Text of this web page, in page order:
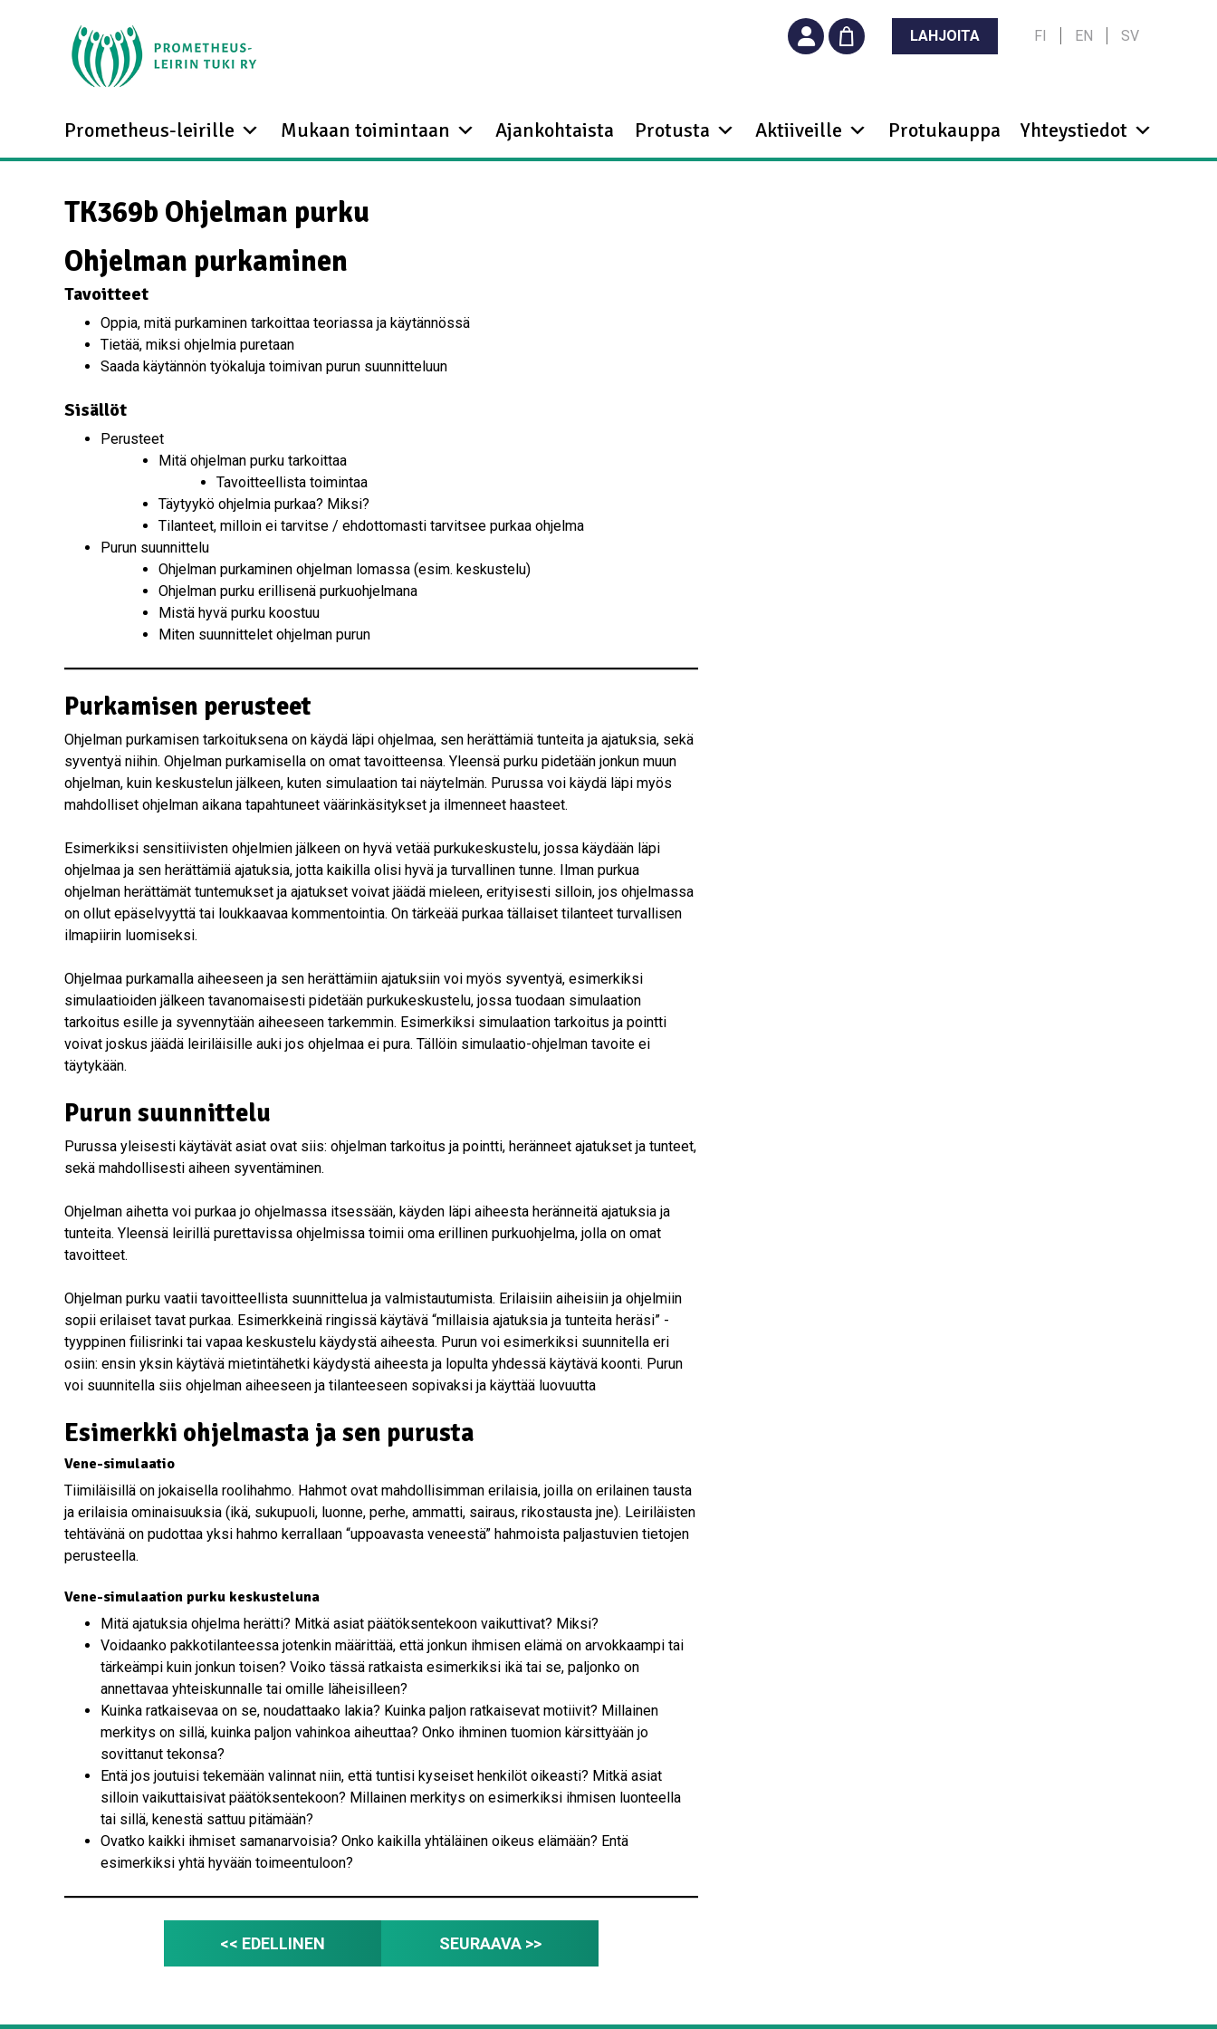
LAHJOITA FI EN SV
Prometheus-leirille Mukaan toimintaan Ajankohtaista Protusta Aktiiveille Protukauppa Yhteystiedot
TK369b Ohjelman purku
Ohjelman purkaminen
Tavoitteet
Oppia, mitä purkaminen tarkoittaa teoriassa ja käytännössä
Tietää, miksi ohjelmia puretaan
Saada käytännön työkaluja toimivan purun suunnitteluun
Sisällöt
Perusteet
Mitä ohjelman purku tarkoittaa
Tavoitteellista toimintaa
Täytyykö ohjelmia purkaa? Miksi?
Tilanteet, milloin ei tarvitse / ehdottomasti tarvitsee purkaa ohjelma
Purun suunnittelu
Ohjelman purkaminen ohjelman lomassa (esim. keskustelu)
Ohjelman purku erillisenä purkuohjelmana
Mistä hyvä purku koostuu
Miten suunnittelet ohjelman purun
Purkamisen perusteet
Ohjelman purkamisen tarkoituksena on käydä läpi ohjelmaa, sen herättämiä tunteita ja ajatuksia, sekä
syventyä niihin. Ohjelman purkamisella on omat tavoitteensa. Yleensä purku pidetään jonkun muun
ohjelman, kuin keskustelun jälkeen, kuten simulaation tai näytelmän. Purussa voi käydä läpi myös
mahdolliset ohjelman aikana tapahtuneet väärinkäsitykset ja ilmenneet haasteet.
Esimerkiksi sensitiivisten ohjelmien jälkeen on hyvä vetää purkukeskustelu, jossa käydään läpi
ohjelmaa ja sen herättämiä ajatuksia, jotta kaikilla olisi hyvä ja turvallinen tunne. Ilman purkua
ohjelman herättämät tuntemukset ja ajatukset voivat jäädä mieleen, erityisesti silloin, jos ohjelmassa
on ollut epäselvyyttä tai loukkaavaa kommentointia. On tärkeää purkaa tällaiset tilanteet turvallisen
ilmapiirin luomiseksi.
Ohjelmaa purkamalla aiheeseen ja sen herättämiin ajatuksiin voi myös syventyä, esimerkiksi
simulaatioiden jälkeen tavanomaisesti pidetään purkukeskustelu, jossa tuodaan simulaation
tarkoitus esille ja syvennytään aiheeseen tarkemmin. Esimerkiksi simulaation tarkoitus ja pointti
voivat joskus jäädä leiriläisille auki jos ohjelmaa ei pura. Tällöin simulaatio-ohjelman tavoite ei
täytykään.
Purun suunnittelu
Purussa yleisesti käytävät asiat ovat siis: ohjelman tarkoitus ja pointti, heränneet ajatukset ja tunteet,
sekä mahdollisesti aiheen syventäminen.
Ohjelman aihetta voi purkaa jo ohjelmassa itsessään, käyden läpi aiheesta heränneitä ajatuksia ja
tunteita. Yleensä leirillä purettavissa ohjelmissa toimii oma erillinen purkuohjelma, jolla on omat
tavoitteet.
Ohjelman purku vaatii tavoitteellista suunnittelua ja valmistautumista. Erilaisiin aiheisiin ja ohjelmiin
sopii erilaiset tavat purkaa. Esimerkkeinä ringissä käytävä “millaisia ajatuksia ja tunteita heräsi” -
tyyppinen fiilisrinki tai vapaa keskustelu käydystä aiheesta. Purun voi esimerkiksi suunnitella eri
osiin: ensin yksin käytävä mietintähetki käydystä aiheesta ja lopulta yhdessä käytävä koonti. Purun
voi suunnitella siis ohjelman aiheeseen ja tilanteeseen sopivaksi ja käyttää luovuutta
Esimerkki ohjelmasta ja sen purusta
Vene-simulaatio
Tiimiläisillä on jokaisella roolihahmo. Hahmot ovat mahdollisimman erilaisia, joilla on erilainen tausta
ja erilaisia ominaisuuksia (ikä, sukupuoli, luonne, perhe, ammatti, sairaus, rikostausta jne). Leiriläisten
tehtävänä on pudottaa yksi hahmo kerrallaan “uppoavasta veneestä” hahmoista paljastuvien tietojen
perusteella.
Vene-simulaation purku keskusteluna
Mitä ajatuksia ohjelma herätti? Mitkä asiat päätöksentekoon vaikuttivat? Miksi?
Voidaanko pakkotilanteessa jotenkin määrittää, että jonkun ihmisen elämä on arvokkaampi tai
tärkeämpi kuin jonkun toisen? Voiko tässä ratkaista esimerkiksi ikä tai se, paljonko on
annettavaa yhteiskunnalle tai omille läheisilleen?
Kuinka ratkaisevaa on se, noudattaako lakia? Kuinka paljon ratkaisevat motiivit? Millainen
merkitys on sillä, kuinka paljon vahinkoa aiheuttaa? Onko ihminen tuomion kärsittyään jo
sovittanut tekonsa?
Entä jos joutuisi tekemään valinnat niin, että tuntisi kyseiset henkilöt oikeasti? Mitkä asiat
silloin vaikuttaisivat päätöksentekoon? Millainen merkitys on esimerkiksi ihmisen luonteella
tai sillä, kenestä sattuu pitämään?
Ovatko kaikki ihmiset samanarvoisia? Onko kaikilla yhtäläinen oikeus elämään? Entä
esimerkiksi yhtä hyvään toimeentuloon?
<< EDELLINEN SEURAAVA >>